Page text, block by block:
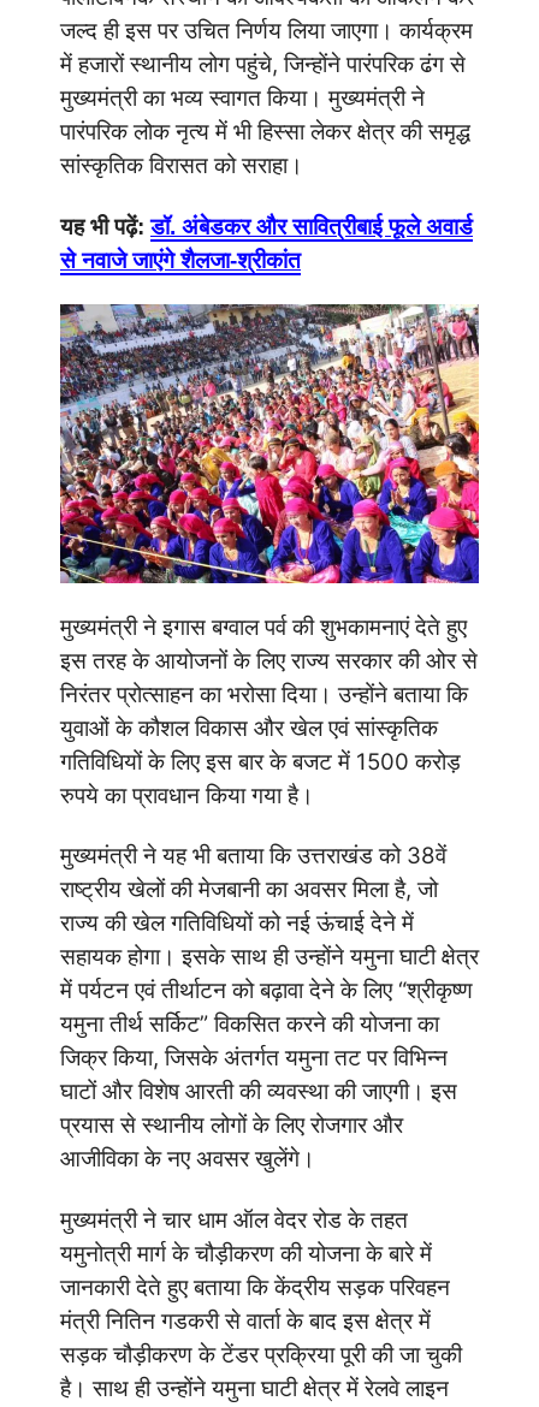
जल्द ही इस पर उचित निर्णय लिया जाएगा। कार्यक्रम
में हजारों स्थानीय लोग पहुंचे, जिन्होंने पारंपरिक ढंग से
मुख्यमंत्री का भव्य स्वागत किया। मुख्यमंत्री ने
पारंपरिक लोक नृत्य में भी हिस्सा लेकर क्षेत्र की समृद्ध
सांस्कृतिक विरासत को सराहा।
यह भी पढ़ें:डॉ. अंबेडकर और सावित्रीबाई फूले अवार्ड
से नवाजे जाएंगे शैलजा-श्रीकांत
मुख्यमंत्री ने इगास बग्वाल पर्व की शुभकामनाएं देते हुए
इस तरह के आयोजनों के लिए राज्य सरकार की ओर से
निरंतर प्रोत्साहन का भरोसा दिया। उन्होंने बताया कि
युवाओं के कौशल विकास और खेल एवं सांस्कृतिक
गतिविधियों के लिए इस बार के बजट में 1500 करोड़
रुपये का प्रावधान किया गया है।
मुख्यमंत्री ने यह भी बताया कि उत्तराखंड को 38वें
राष्ट्रीय खेलों की मेजबानी का अवसर मिला है, जो
राज्य की खेल गतिविधियों को नई ऊंचाई देने में
सहायक होगा। इसके साथ ही उन्होंने यमुना घाटी क्षेत्र
में पर्यटन एवं तीर्थाटन को बढ़ावा देने के लिए “श्रीकृष्ण
यमुना तीर्थ सर्किट” विकसित करने की योजना का
जिक्र किया, जिसके अंतर्गत यमुना तट पर विभिन्न
घाटों और विशेष आरती की व्यवस्था की जाएगी। इस
प्रयास से स्थानीय लोगों के लिए रोजगार और
आजीविका के नए अवसर खुलेंगे।
मुख्यमंत्री ने चार धाम ऑल वेदर रोड के तहत
यमुनोत्री मार्ग के चौड़ीकरण की योजना के बारे में
जानकारी देते हुए बताया कि केंद्रीय सड़क परिवहन
मंत्री नितिन गडकरी से वार्ता के बाद इस क्षेत्र में
सड़क चौड़ीकरण के टेंडर प्रक्रिया पूरी की जा चुकी
है। साथ ही उन्होंने यमुना घाटी क्षेत्र में रेलवे लाइन